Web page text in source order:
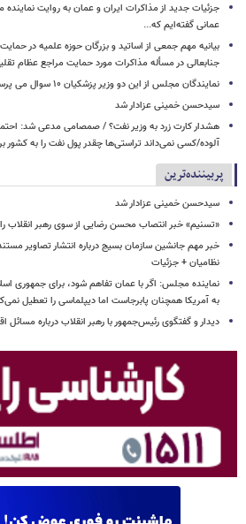
جزئیات جدید از مذاکرات ایران و عمان به روایت
عمانی گفته‌ایم که...
بیانیه مهم جمعی از اساتید و بزرگان حوزه علمیه در
جنابعالی در مسأله مذاکرات مورد حمایت مراجع عظام
نمایندگان مجلس از این دو وزیر پزشکیان ۱۰ سوال می پرسند!
سیدحسن خمینی عزادار شد
هشدار کارت زرد به وزیر نفت؟ / صمصامی مدعی شد:
آلوده/کسی نمی‌داند تراستی‌ها چقدر پول نفت را به کشور
پربیننده‌ترین
سیدحسن خمینی عزادار شد
«تسنیم» خبر انتصاب محسن رضایی از سوی رهبر انقلاب
خبر مهم جانشین سازمان بسیج درباره انتشار تصاویر
نظامیان + جزئیات
نماینده مجلس: اگر با عمان تفاهم شود، برای جمهوری
به آمریکا همچنان پابرجاست اما دیپلماسی را تعطیل
دیدار و گفتگوی رئیس‌جمهور با رهبر انقلاب درباره